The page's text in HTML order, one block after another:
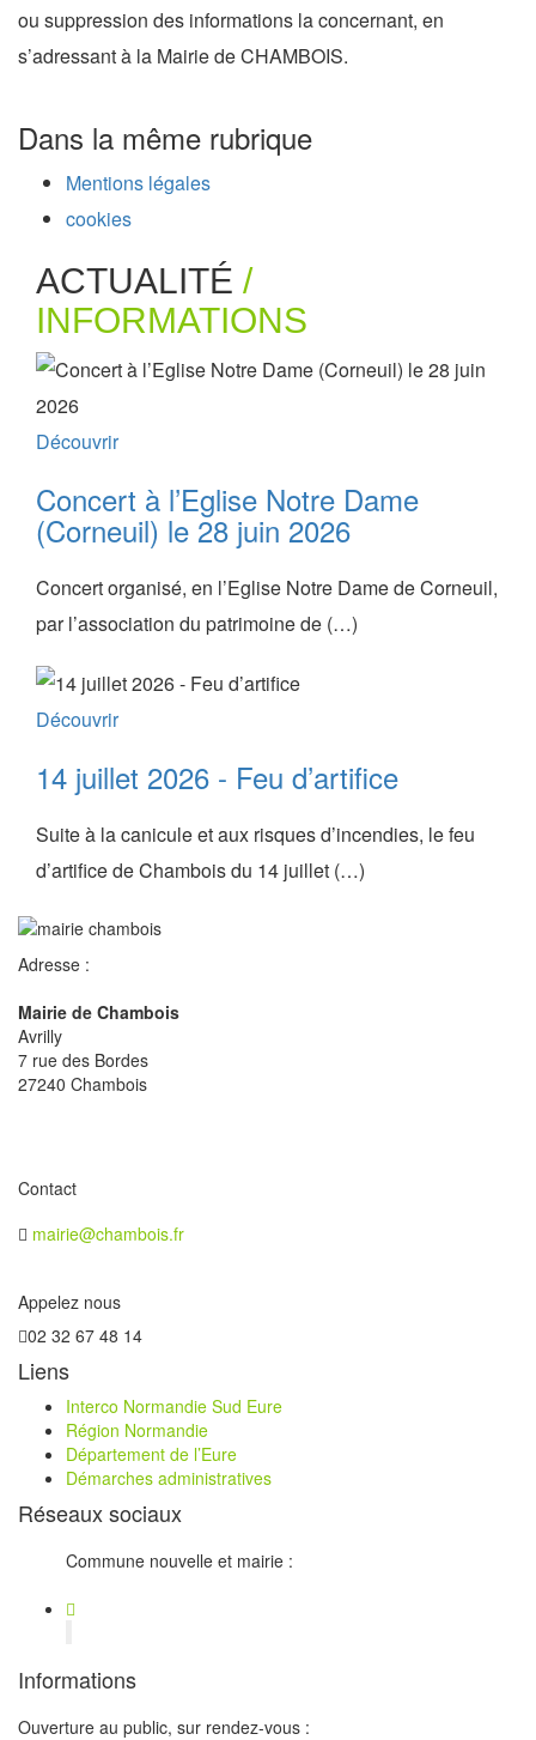
ou suppression des informations la concernant, en
s’adressant à la Mairie de CHAMBOIS.
Dans la même rubrique
Mentions légales
cookies
ACTUALITÉ /
INFORMATIONS
Découvrir
Concert à l’Eglise Notre Dame
(Corneuil) le 28 juin 2026
Concert organisé, en l’Eglise Notre Dame de Corneuil,
par l’association du patrimoine de (…)
Découvrir
14 juillet 2026 - Feu d’artifice
Suite à la canicule et aux risques d’incendies, le feu
d’artifice de Chambois du 14 juillet (…)
Adresse :
Mairie de Chambois
Avrilly
7 rue des Bordes
27240 Chambois
Contact
mairie@chambois.fr
Appelez nous
02 32 67 48 14
Liens
Interco Normandie Sud Eure
Région Normandie
Département de l’Eure
Démarches administratives
Réseaux sociaux
Commune nouvelle et mairie :
Informations
Ouverture au public, sur rendez-vous :